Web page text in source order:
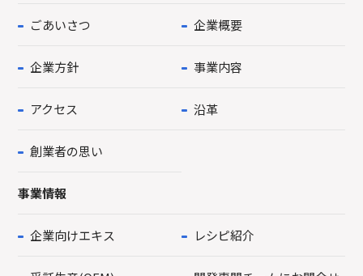
ごあいさつ 企業概要
企業方針 事業内容
アクセス 沿革
創業者の思い
事業情報
企業向けエキス レシピ紹介